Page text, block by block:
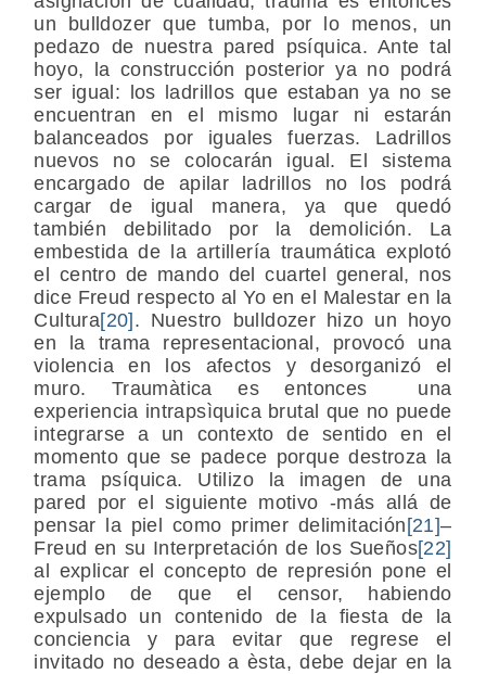
un bulldozer que tumba, por lo menos, un
pedazo de nuestra pared psíquica. Ante tal
hoyo, la construcción posterior ya no podrá
ser igual: los ladrillos que estaban ya no se
encuentran en el mismo lugar ni estarán
balanceados por iguales fuerzas. Ladrillos
nuevos no se colocarán igual. El sistema
encargado de apilar ladrillos no los podrá
cargar de igual manera, ya que quedó
también debilitado por la demolición. La
embestida de la artillería traumática explotó
el centro de mando del cuartel general, nos
dice Freud respecto al Yo en el Malestar en la
Cultura[20]. Nuestro bulldozer hizo un hoyo
en la trama representacional, provocó una
violencia en los afectos y desorganizó el
muro. Traumàtica es entonces una
experiencia intrapsìquica brutal que no puede
integrarse a un contexto de sentido en el
momento que se padece porque destroza la
trama psíquica. Utilizo la imagen de una
pared por el siguiente motivo -más allá de
pensar la piel como primer delimitación[21]–
Freud en su Interpretación de los Sueños[22]
al explicar el concepto de represión pone el
ejemplo de que el censor, habiendo
expulsado un contenido de la fiesta de la
conciencia y para evitar que regrese el
invitado no deseado a èsta, debe dejar en la